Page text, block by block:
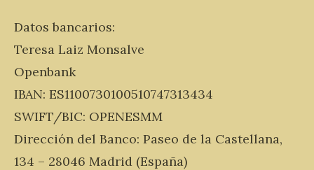
Datos bancarios:
Teresa Laiz Monsalve
Openbank
IBAN: ES1100730100510747313434
SWIFT/BIC: OPENESMM
Dirección del Banco: Paseo de la Castellana,
134 – 28046 Madrid (España)